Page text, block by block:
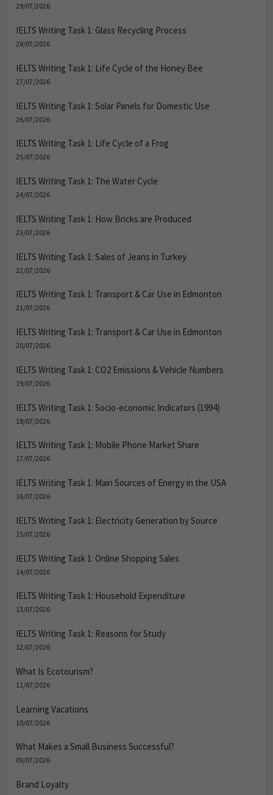
29/07/2026
IELTS Writing Task 1: Glass Recycling Process
28/07/2026
IELTS Writing Task 1: Life Cycle of the Honey Bee
27/07/2026
IELTS Writing Task 1: Solar Panels for Domestic Use
26/07/2026
IELTS Writing Task 1: Life Cycle of a Frog
25/07/2026
IELTS Writing Task 1: The Water Cycle
24/07/2026
IELTS Writing Task 1: How Bricks are Produced
23/07/2026
IELTS Writing Task 1: Sales of Jeans in Turkey
22/07/2026
IELTS Writing Task 1: Transport & Car Use in Edmonton
21/07/2026
IELTS Writing Task 1: Transport & Car Use in Edmonton
20/07/2026
IELTS Writing Task 1: CO2 Emissions & Vehicle Numbers
19/07/2026
IELTS Writing Task 1: Socio-economic Indicators (1994)
18/07/2026
IELTS Writing Task 1: Mobile Phone Market Share
17/07/2026
IELTS Writing Task 1: Main Sources of Energy in the USA
16/07/2026
IELTS Writing Task 1: Electricity Generation by Source
15/07/2026
IELTS Writing Task 1: Online Shopping Sales
14/07/2026
IELTS Writing Task 1: Household Expenditure
13/07/2026
IELTS Writing Task 1: Reasons for Study
12/07/2026
What Is Ecotourism?
11/07/2026
Learning Vacations
10/07/2026
What Makes a Small Business Successful?
09/07/2026
Brand Loyalty